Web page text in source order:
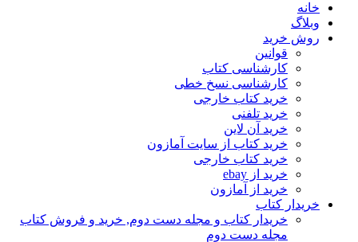
خانه
وبلاگ
روش خرید
قوانین
کارشناسی کتاب
کارشناسی نسخ خطی
خرید کتاب خارجی
خرید تلفنی
خرید آن لاین
خرید کتاب از سایت آمازون
خرید کتاب خارجی
خرید از ebay
خرید از آمازون
خریدار کتاب
خریدار کتاب و مجله دست دوم, خرید و فروش کتاب
مجله دست دوم